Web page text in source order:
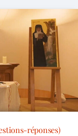
réponses)